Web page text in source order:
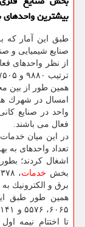
بیشترین واحدهای
طبق این آمار كه
صنایع شیمیایی و
از نظر واحدهای
ترتیب ۹۸۸۰ و ۷۵۰۵ واحد را به خود اختصاص دادند.
فعال می باشند.
در این میان
تعداد واحدهای به
بخش خدمات
برق و الكترونیك به
همین طور طبق
تا اختتام نیمه